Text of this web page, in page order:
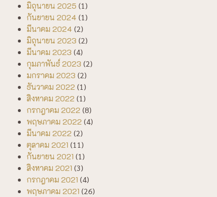
มิถุนายน 2025 (1)
กันยายน 2024 (1)
มีนาคม 2024 (2)
มิถุนายน 2023 (2)
มีนาคม 2023 (4)
กุมภาพันธ์ 2023 (2)
มกราคม 2023 (2)
ธันวาคม 2022 (1)
สิงหาคม 2022 (1)
กรกฎาคม 2022 (8)
พฤษภาคม 2022 (4)
มีนาคม 2022 (2)
ตุลาคม 2021 (11)
กันยายน 2021 (1)
สิงหาคม 2021 (3)
กรกฎาคม 2021 (4)
พฤษภาคม 2021 (26)